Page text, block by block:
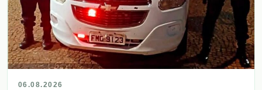
06.08.2026